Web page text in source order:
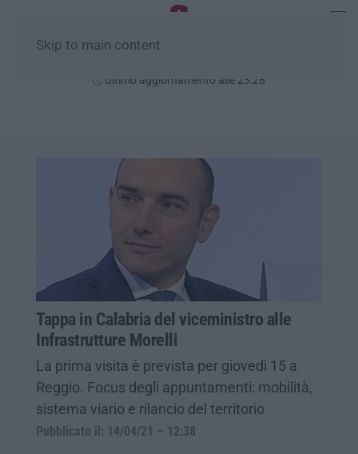
Skip to main content
Ultimo aggiornamento alle 23:28
Tappa in Calabria del viceministro alle
Infrastrutture Morelli
La prima visita è prevista per giovedì 15 a
Reggio. Focus degli appuntamenti: mobilità,
sistema viario e rilancio del territorio
Pubblicato il: 14/04/21 – 12:38